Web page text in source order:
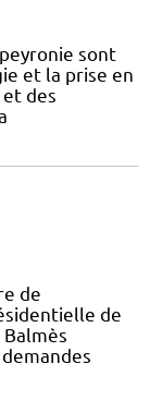
sont
et la prise en
des
de
de